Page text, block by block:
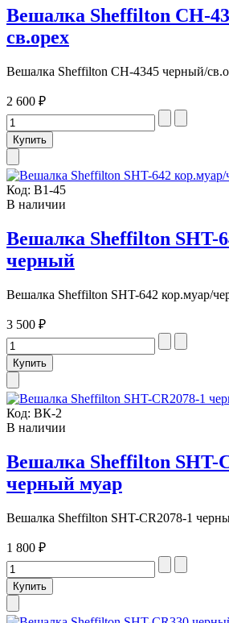
Вешалка Sheffilton CH-
св.орех
Вешалка Sheffilton CH-4345 черный/
2 600 ₽
Код: В1-45
В наличии
Вешалка Sheffilton SHT-
черный
Вешалка Sheffilton SHT-642 кор.муар/
3 500 ₽
Код: ВК-2
В наличии
Вешалка Sheffilton SHT-
черный муар
Вешалка Sheffilton SHT-CR2078-1
1 800 ₽